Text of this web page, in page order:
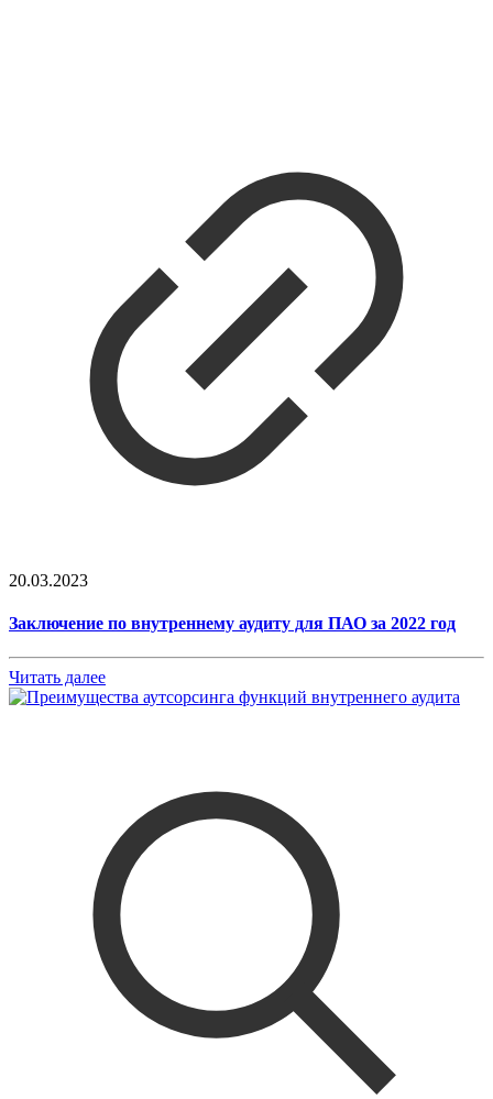
20.03.2023
Заключение по внутреннему аудиту для ПАО за 2022 год
Читать далее